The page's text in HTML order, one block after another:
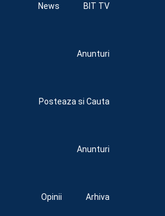
News BIT TV
Anunturi
Posteaza si Cauta
Anunturi
Opinii Arhiva